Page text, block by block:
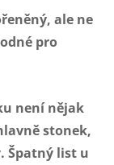
ale ne
pro
není nějak
stonek,
Špatný list u